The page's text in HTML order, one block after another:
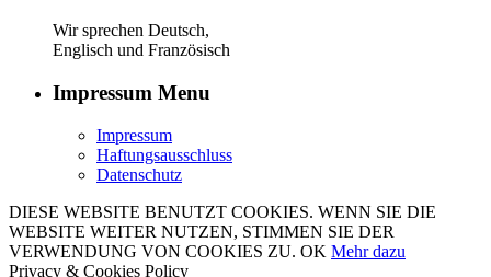
Wir sprechen Deutsch,
Englisch und Französisch
Impressum Menu
Impressum
Haftungsausschluss
Datenschutz
DIESE WEBSITE BENUTZT COOKIES. WENN SIE DIE
WEBSITE WEITER NUTZEN, STIMMEN SIE DER
VERWENDUNG VON COOKIES ZU. OK Mehr dazu
Privacy & Cookies Policy